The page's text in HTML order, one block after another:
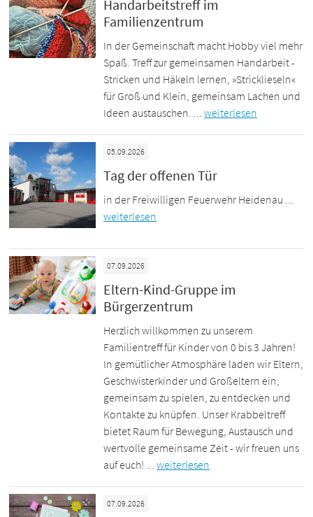
Handarbeitstreff im
Familienzentrum
In der Gemeinschaft macht Hobby viel mehr
Spaß. Treff zur gemeinsamen Handarbeit -
Stricken und Häkeln lernen, »Stricklieseln«
für Groß und Klein, gemeinsam Lachen und
Ideen austauschen. ...weiterlesen
05.09.2026
Tag der offenen Tür
in der Freiwilligen Feuerwehr Heidenau ...
weiterlesen
07.09.2026
Eltern-Kind-Gruppe im
Bürgerzentrum
Herzlich willkommen zu unserem
Familientreff für Kinder von 0 bis 3 Jahren!
In gemütlicher Atmosphäre laden wir Eltern,
Geschwisterkinder und Großeltern ein,
gemeinsam zu spielen, zu entdecken und
Kontakte zu knüpfen. Unser Krabbeltreff
bietet Raum für Bewegung, Austausch und
wertvolle gemeinsame Zeit - wir freuen uns
auf euch! ...weiterlesen
07.09.2026